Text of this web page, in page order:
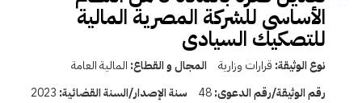
الأساسى للشركة المصرية المالية
للتصكيك السيادى
نوع الوثيقة: قرارات وزارية المجال و القطاع: المالية العامة
رقم الوثيقة/رقم الدعوى:48 سنة الإصدار/السنة القضائية: 2023